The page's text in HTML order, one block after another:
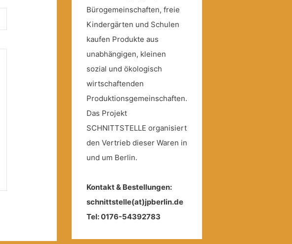
Bürogemeinschaften, freie
Kindergärten und Schulen
kaufen Produkte aus
unabhängigen, kleinen
sozial und ökologisch
wirtschaftenden
Produktionsgemeinschaften.
Das Projekt
SCHNITTSTELLE organisiert
den Vertrieb dieser Waren in
und um Berlin.
Kontakt & Bestellungen:
schnittstelle(at)jpberlin.de
Tel: 0176-54392783